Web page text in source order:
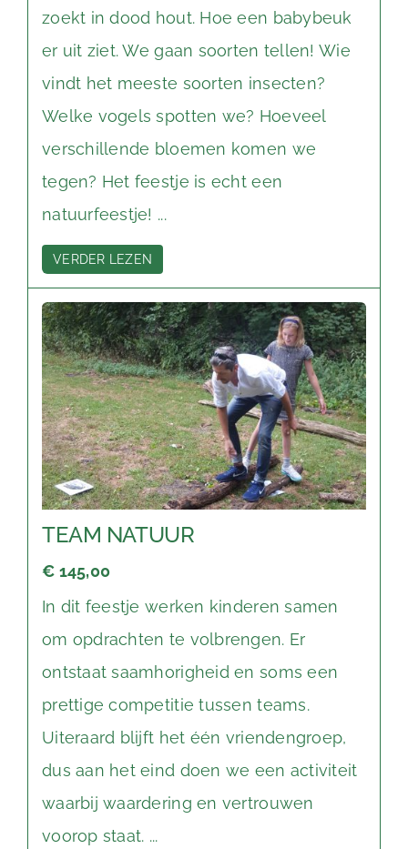
zoekt in dood hout. Hoe een babybeuk
er uit ziet. We gaan soorten tellen! Wie
vindt het meeste soorten insecten?
Welke vogels spotten we? Hoeveel
verschillende bloemen komen we
tegen? Het feestje is echt een
natuurfeestje! ...
VERDER LEZEN
TEAM NATUUR
€ 145,00
In dit feestje werken kinderen samen
om opdrachten te volbrengen. Er
ontstaat saamhorigheid en soms een
prettige competitie tussen teams.
Uiteraard blijft het één vriendengroep,
dus aan het eind doen we een activiteit
waarbij waardering en vertrouwen
voorop staat. ...